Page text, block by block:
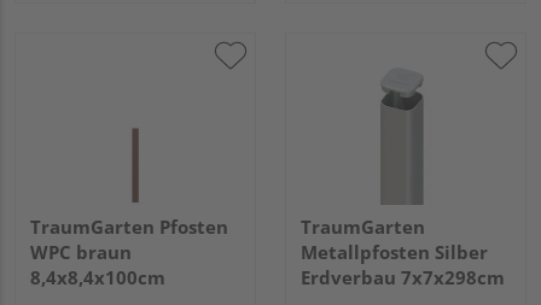
TraumGarten Pfosten
WPC braun
8,4x8,4x100cm
TraumGarten
Metallpfosten Silber
Erdverbau 7x7x298cm